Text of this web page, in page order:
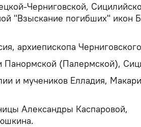
Черниговской,
"Взыскание погибших" икон
архиепископа
Панормской (Палермской),
и мучеников Елладия,
Александры Каспаровой,